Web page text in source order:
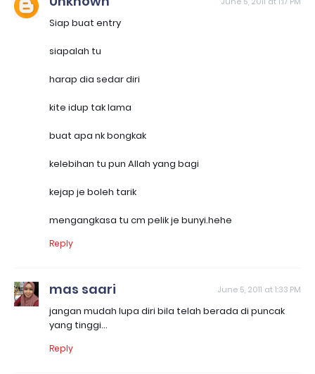
Siap buat entry
siapalah tu
harap dia sedar diri
kite idup tak lama
buat apa nk bongkak
kelebihan tu pun Allah yang bagi
kejap je boleh tarik
mengangkasa tu cm pelik je bunyi.hehe
Reply
mas saari June 5, 2011 at 1:33 PM
jangan mudah lupa diri bila telah berada di puncak
yang tinggi...
Reply